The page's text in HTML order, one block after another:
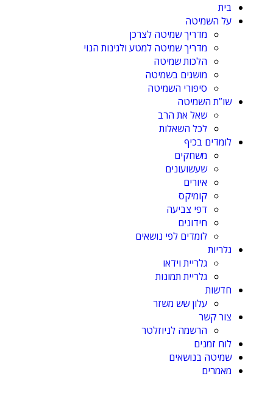
בית
על השמיטה
מדריך שמיטה לצרכן
מדריך שמיטה למטע ולגינות הנוי
הלכות שמיטה
מושגים בשמיטה
סיפורי השמיטה
שו”ת השמיטה
שאל את הרב
לכל השאלות
לומדים בכיף
משחקים
שעשועונים
איורים
קומיקס
דפי צביעה
חידונים
לומדים לפי נושאים
גלריות
גלריית וידאו
גלריית תמונות
חדשות
עלון שש משזר
צור קשר
הרשמה לניוזלטר
לוח זמנים
שמיטה בנושאים
מאמרים